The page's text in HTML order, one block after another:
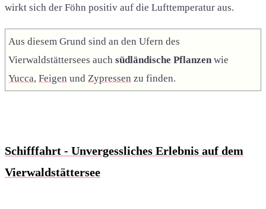
wirkt sich der Föhn positiv auf die Lufttemperatur aus.
Aus diesem Grund sind an den Ufern des
Vierwaldstättersees auch südländische Pflanzen wie
Yucca, Feigen und Zypressen zu finden.
Schifffahrt - Unvergessliches Erlebnis auf dem
Vierwaldstättersee